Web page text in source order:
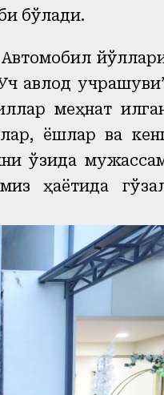
бўлади.
авлод
меҳнат
ёшлар ва
ўзида
ҳаётида